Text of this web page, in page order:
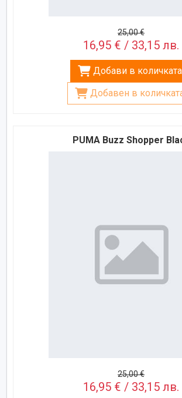
25,00 €
16,95 € / 33,15 лв.
Добави в количката
Добавен в
PUMA Buzz Shopper
25,00 €
16,95 € / 33,15 лв.